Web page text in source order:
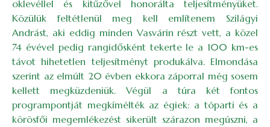
oklevéllel és kitűzővel honorálta teljesítményüket.
Közülük feltétlenül meg kell említenem Szilágyi
Andrást, aki eddig minden Vasvárin részt vett, a közel
74 évével pedig rangidősként tekerte le a 100 km-es
távot hihetetlen teljesítményt produkálva. Elmondása
szerint az elmúlt 20 évben ekkora záporral még sosem
kellett megküzdeniük. Végül a túra két fontos
programpontját megkímélték az égiek: a tóparti és a
körösfői megemlékezést sikerült szárazon megúszni, a